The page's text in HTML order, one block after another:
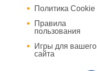
Политика Cookie
Правила
пользования
Игры для вашего
сайта